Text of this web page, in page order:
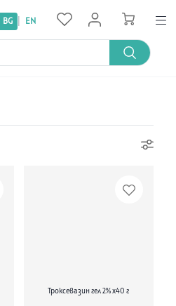
BG EN
Троксевазин гел 2% х40 г